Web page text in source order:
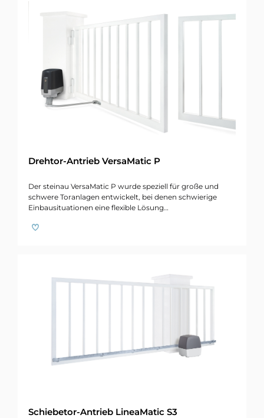
Drehtor-Antrieb VersaMatic P
Der steinau VersaMatic P wurde speziell für große und
schwere Toranlagen entwickelt, bei denen schwierige
Einbausituationen eine flexible Lösung…
Schiebetor-Antrieb LineaMatic S3